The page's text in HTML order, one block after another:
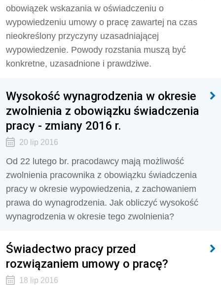
obowiązek wskazania w oświadczeniu o
wypowiedzeniu umowy o pracę zawartej na czas
nieokreślony przyczyny uzasadniającej
wypowiedzenie. Powody rozstania muszą być
konkretne, uzasadnione i prawdziwe.
Wysokość wynagrodzenia w okresie
zwolnienia z obowiązku świadczenia
pracy - zmiany 2016 r.
20 lip 2016
Od 22 lutego br. pracodawcy mają możliwość
zwolnienia pracownika z obowiązku świadczenia
pracy w okresie wypowiedzenia, z zachowaniem
prawa do wynagrodzenia. Jak obliczyć wysokość
wynagrodzenia w okresie tego zwolnienia?
Świadectwo pracy przed
rozwiązaniem umowy o pracę?
18 lip 2016